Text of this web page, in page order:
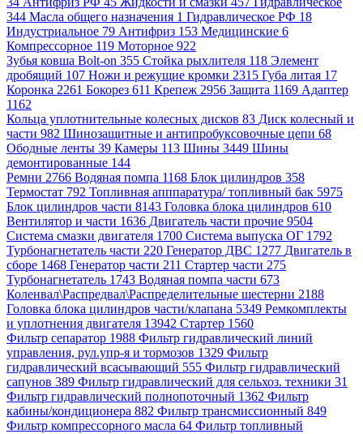
344 Масла общего назначения 1 Гидравлическое РФ 18
Индустриальное 79 Антифриз 153 Медицинские 6
Компрессорное 119 Моторное 922
Зубья ковша Bolt-on 355 Стойка рыхлителя 118 Элемент
дробящий 107 Ножи и режущие кромки 2315 Губа литая 17
Коронка 2261 Бокорез 611 Крепеж 2956 Защита 1169 Адаптер
1162
Кольца уплотнительные колесных дисков 83 Диск колесный и
части 982 Шинозащитные и антипробуксовочные цепи 68
Ободные ленты 39 Камеры 113 Шины 3449 Шины
демонтированные 144
Ремни 2766 Водяная помпа 1168 Блок цилиндров 358
Термостат 792 Топливная апппаратура/ топливный бак 5975
Блок цилиндров части 8143 Головка блока цилиндров 610
Вентилятор и части 1636 Двигатель части прочие 9504
Система смазки двигателя 1700 Система выпуска ОГ 1792
Турбонагнетатель части 220 Генератор ДВС 1277 Двигатель в
сборе 1468 Генератор части 211 Стартер части 275
Турбонагнетатель 1743 Водяная помпа части 673
Коленвал\Распредвал\Распределительные шестерни 2188
Головка блока цилиндров части/клапана 5349 Ремкомплекты
и уплотнения двигателя 13942 Стартер 1560
Фильтр сепаратор 1988 Фильтр гидравлический линий
управления, рул.упр-я и тормозов 1329 Фильтр
гидравлический всасывающий 555 Фильтр гидравлический
сапунов 389 Фильтр гидравлический для сельхоз. техники 31
Фильтр гидравлический полнопоточный 1362 Фильтр
кабины/кондиционера 882 Фильтр трансмиссионный 849
Фильтр компрессорного масла 64 Фильтр топливный